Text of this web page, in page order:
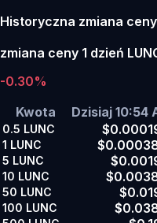
Historyczna zmiana
zmiana ceny 1 dzień
-0.30%
Kwota
Dzisiaj 10:54
0.5 LUNC
1 LUNC
5 LUNC
10 LUNC
50 LUNC
100 LUNC